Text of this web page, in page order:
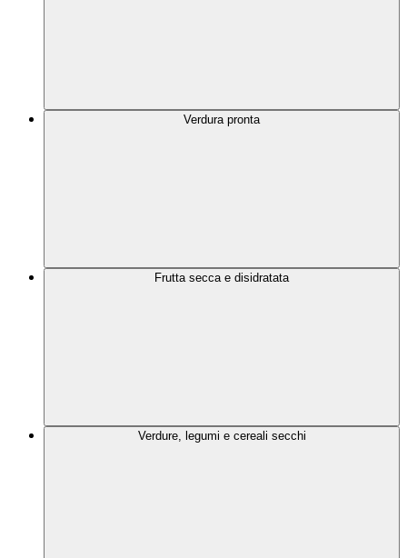
Verdura pronta
Frutta secca e disidratata
Verdure, legumi e cereali secchi